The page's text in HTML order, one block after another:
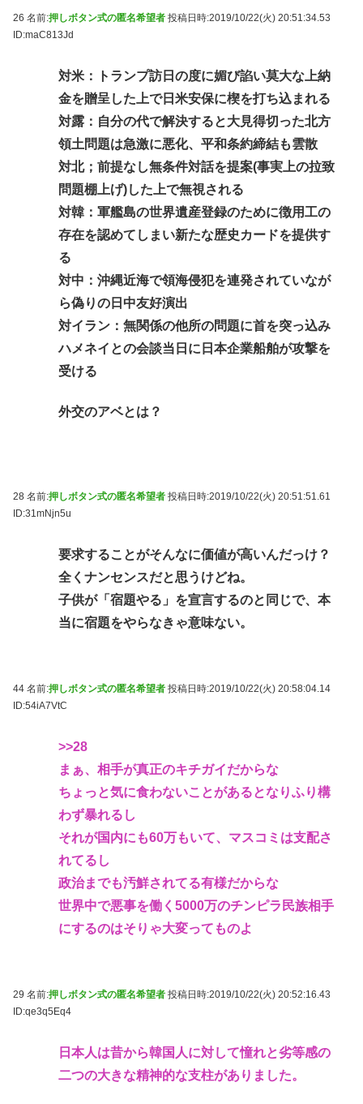
26 名前:押しボタン式の匿名希望者 投稿日時:2019/10/22(火) 20:51:34.53
ID:maC813Jd
対米：トランプ訪日の度に媚び諂い莫大な上納
金を贈呈した上で日米安保に楔を打ち込まれる
対露：自分の代で解決すると大見得切った北方
領土問題は急激に悪化、平和条約締結も雲散
対北；前提なし無条件対話を提案(事実上の拉致
問題棚上げ)した上で無視される
対韓：軍艦島の世界遺産登録のために徴用工の
存在を認めてしまい新たな歴史カードを提供す
る
対中：沖縄近海で領海侵犯を連発されていなが
ら偽りの日中友好演出
対イラン：無関係の他所の問題に首を突っ込み
ハメネイとの会談当日に日本企業船舶が攻撃を
受ける
外交のアベとは？
28 名前:押しボタン式の匿名希望者 投稿日時:2019/10/22(火) 20:51:51.61
ID:31mNjn5u
要求することがそんなに価値が高いんだっけ？
全くナンセンスだと思うけどね。
子供が「宿題やる」を宣言するのと同じで、本
当に宿題をやらなきゃ意味ない。
44 名前:押しボタン式の匿名希望者 投稿日時:2019/10/22(火) 20:58:04.14
ID:54iA7VtC
>>28
まぁ、相手が真正のキチガイだからな
ちょっと気に食わないことがあるとなりふり構
わず暴れるし
それが国内にも60万もいて、マスコミは支配さ
れてるし
政治までも汚鮮されてる有様だからな
世界中で悪事を働く5000万のチンピラ民族相手
にするのはそりゃ大変ってものよ
29 名前:押しボタン式の匿名希望者 投稿日時:2019/10/22(火) 20:52:16.43
ID:qe3q5Eq4
日本人は昔から韓国人に対して憧れと劣等感の
二つの大きな精神的な支柱がありました。